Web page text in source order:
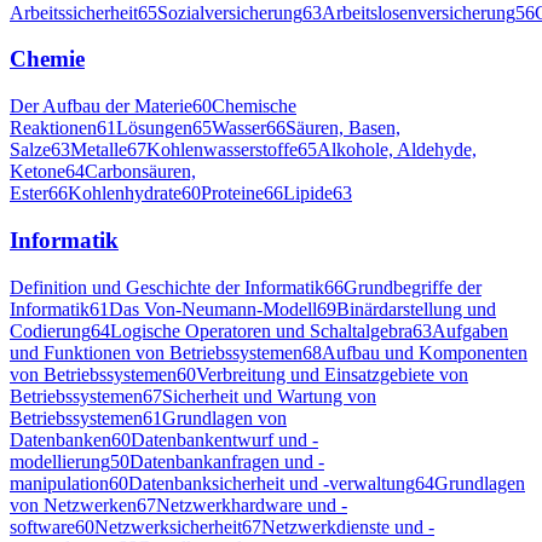
Arbeitssicherheit65Sozialversicherung63Arbeitslosenversicherung56
Chemie
Der Aufbau der Materie60Chemische
Reaktionen61Lösungen65Wasser66Säuren, Basen,
Salze63Metalle67Kohlenwasserstoffe65Alkohole, Aldehyde,
Ketone64Carbonsäuren,
Ester66Kohlenhydrate60Proteine66Lipide63
Informatik
Definition und Geschichte der Informatik66Grundbegriffe der
Informatik61Das Von-Neumann-Modell69Binärdarstellung und
Codierung64Logische Operatoren und Schaltalgebra63Aufgaben
und Funktionen von Betriebssystemen68Aufbau und Komponenten
von Betriebssystemen60Verbreitung und Einsatzgebiete von
Betriebssystemen67Sicherheit und Wartung von
Betriebssystemen61Grundlagen von
Datenbanken60Datenbankentwurf und -
modellierung50Datenbankanfragen und -
manipulation60Datenbanksicherheit und -verwaltung64Grundlagen
von Netzwerken67Netzwerkhardware und -
software60Netzwerksicherheit67Netzwerkdienste und -